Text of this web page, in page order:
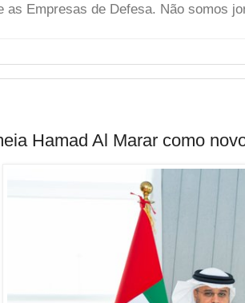
as Empresas de Defesa. Não somos
Hamad Al Marar como